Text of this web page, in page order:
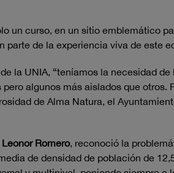
un curso, en un sitio emblemático
parte de la experiencia viva de este
la UNIA, “teníamos la necesidad
algunos más aislados que otros.
de Alma Natura, el
Leonor Romero, reconoció la
de densidad de población de